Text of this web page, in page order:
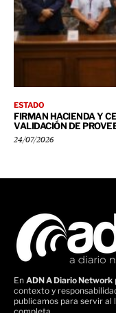
ESTADO
FIRMAN HACIENDA Y
VALIDACIÓN DE
24/07/2026
En ADN A Diario Network
contexto y
publicamos para servir